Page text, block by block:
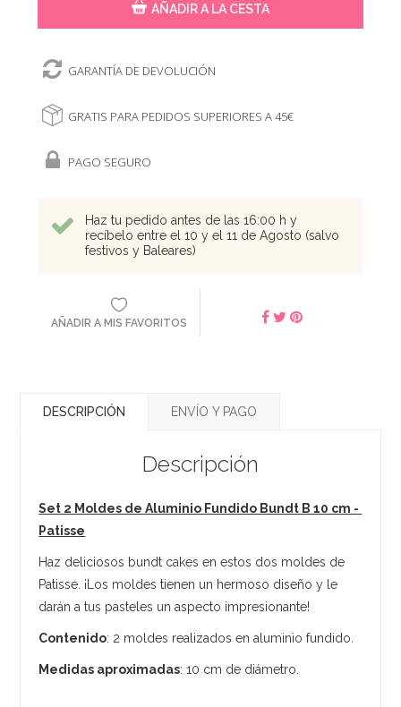
AÑADIR A LA CESTA
GARANTÍA DE DEVOLUCIÓN
GRATIS PARA PEDIDOS SUPERIORES A 45€
PAGO SEGURO
Haz tu pedido antes de las 16:00 h y
recíbelo entre el 10 y el 11 de Agosto (salvo
festivos y Baleares)
AÑADIR A MIS FAVORITOS
DESCRIPCIÓN ENVÍO Y PAGO
Descripción
Set 2 Moldes de Aluminio Fundido Bundt B 10 cm -
Patisse
Haz deliciosos bundt cakes en estos dos moldes de
Patisse. ¡Los moldes tienen un hermoso diseño y le
darán a tus pasteles un aspecto impresionante!
Contenido: 2 moldes realizados en aluminio fundido.
Medidas aproximadas: 10 cm de diámetro.